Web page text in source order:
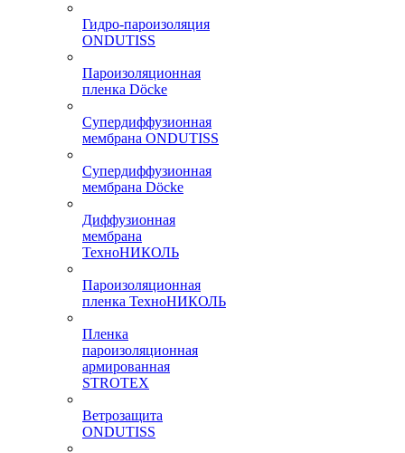
Гидро-пароизоляция
ONDUTISS
Пароизоляционная
пленка Döcke
Супердиффузионная
мембрана ONDUTISS
Супердиффузионная
мембрана Döcke
Диффузионная
мембрана
ТехноНИКОЛЬ
Пароизоляционная
пленка ТехноНИКОЛЬ
Пленка
пароизоляционная
армированная
STROTEX
Ветрозащита
ONDUTISS